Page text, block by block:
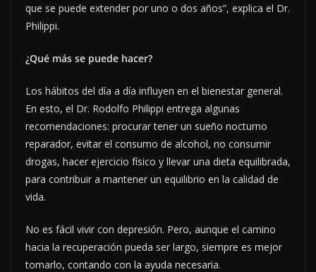
que se puede extender por uno o dos años”, explica el Dr.
Philippi.
¿Qué más se puede hacer?
Los hábitos del día a día influyen en el bienestar general.
En esto, el Dr. Rodolfo Philippi entrega algunas
recomendaciones: procurar tener un sueño nocturno
reparador, evitar el consumo de alcohol, no consumir
drogas, hacer ejercicio físico y llevar una dieta equilibrada,
para contribuir a mantener un equilibrio en la calidad de
vida.
No es fácil vivir con depresión. Pero, aunque el camino
hacia la recuperación pueda ser largo, siempre es mejor
tomarlo, contando con la ayuda necesaria.